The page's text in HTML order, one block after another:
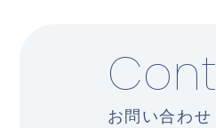
お問い合わせ